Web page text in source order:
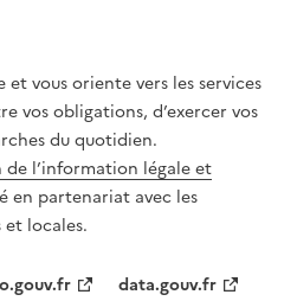
et vous oriente vers les services
vos obligations, d’exercer vos
du quotidien.
l’information légale et
en partenariat avec les
locales.
data.gouv.fr